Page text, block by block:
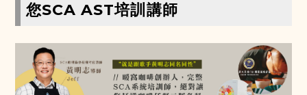
您SCA AST培訓講師